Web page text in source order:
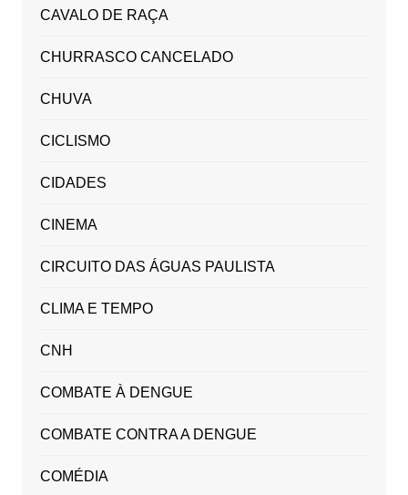
CAVALO DE RAÇA
CHURRASCO CANCELADO
CHUVA
CICLISMO
CIDADES
CINEMA
CIRCUITO DAS ÁGUAS PAULISTA
CLIMA E TEMPO
CNH
COMBATE À DENGUE
COMBATE CONTRA A DENGUE
COMÉDIA